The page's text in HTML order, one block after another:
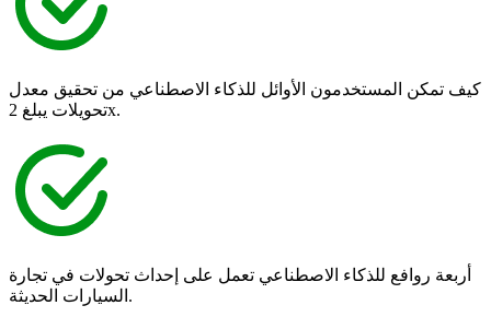
كيف تمكن المستخدمون الأوائل للذكاء الاصطناعي من تحقيق معدل
تحويلات يبلغ 2x.
أربعة روافع للذكاء الاصطناعي تعمل على إحداث تحولات في تجارة
السيارات الحديثة.